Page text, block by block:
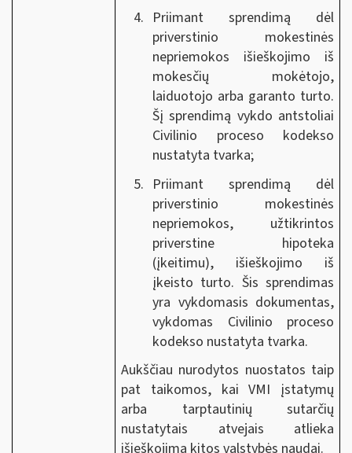
Priimant sprendimą dėl
priverstinio mokestinės
nepriemokos išieškojimo iš
mokesčių mokėtojo,
laiduotojo arba garanto turto.
Šį sprendimą vykdo antstoliai
Civilinio proceso kodekso
nustatyta tvarka;
Priimant sprendimą dėl
priverstinio mokestinės
nepriemokos, užtikrintos
priverstine hipoteka
(įkeitimu), išieškojimo iš
įkeisto turto. Šis sprendimas
yra vykdomasis dokumentas,
vykdomas Civilinio proceso
kodekso nustatyta tvarka.
Aukščiau nurodytos nuostatos taip
pat taikomos, kai VMI įstatymų
arba tarptautinių sutarčių
nustatytais atvejais atlieka
išieškojimą kitos valstybės naudai.